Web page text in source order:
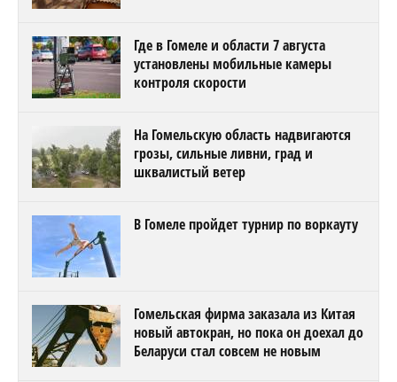
Где в Гомеле и области 7 августа
установлены мобильные камеры
контроля скорости
На Гомельскую область надвигаются
грозы, сильные ливни, град и
шквалистый ветер
В Гомеле пройдет турнир по воркауту
Гомельская фирма заказала из Китая
новый автокран, но пока он доехал до
Беларуси стал совсем не новым